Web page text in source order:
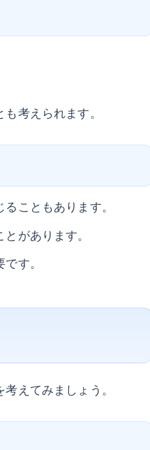
考えられます。
こともあります。
があります。
す。
えてみましょう。